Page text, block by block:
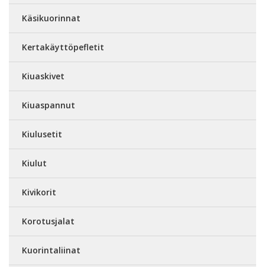
Käsikuorinnat
Kertakäyttöpefletit
Kiuaskivet
Kiuaspannut
Kiulusetit
Kiulut
Kivikorit
Korotusjalat
Kuorintaliinat